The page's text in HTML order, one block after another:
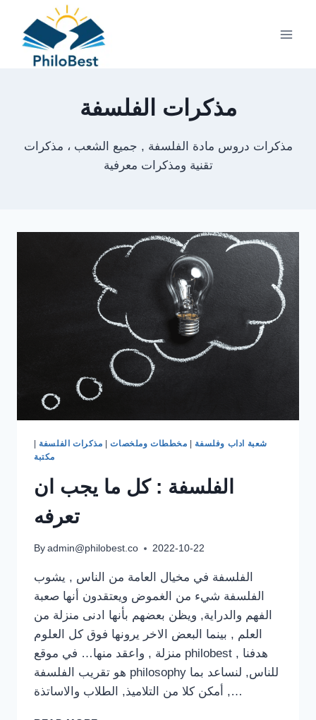
content
مذكرات الفلسفة
مذكرات دروس مادة الفلسفة , جميع الشعب ، مذكرات
تقنية ومذكرات معرفية
شعبة اداب وفلسفة مخططات وملخصات| مذكرات الفلسفة
مكتبة
الفلسفة : كل ما يجب ان
تعرفه
By admin@philobest.co 2022-10-22
الفلسفة في مخيال العامة من الناس , يشوب
الفلسفة شيء من الغموض ويعتقدون أنها صعبة
الفهم والدراية, ويظن بعضهم بأنها ادنى منزلة من
العلم , بينما البعض الاخر يرونها فوق كل العلوم
منزلة , واعقد منها… في موقع philobest , هدفنا
هو تقريب الفلسفة philosophy للناس, لنساعد بما
أمكن كلا من التلاميذ, الطلاب والاساتذة ,…